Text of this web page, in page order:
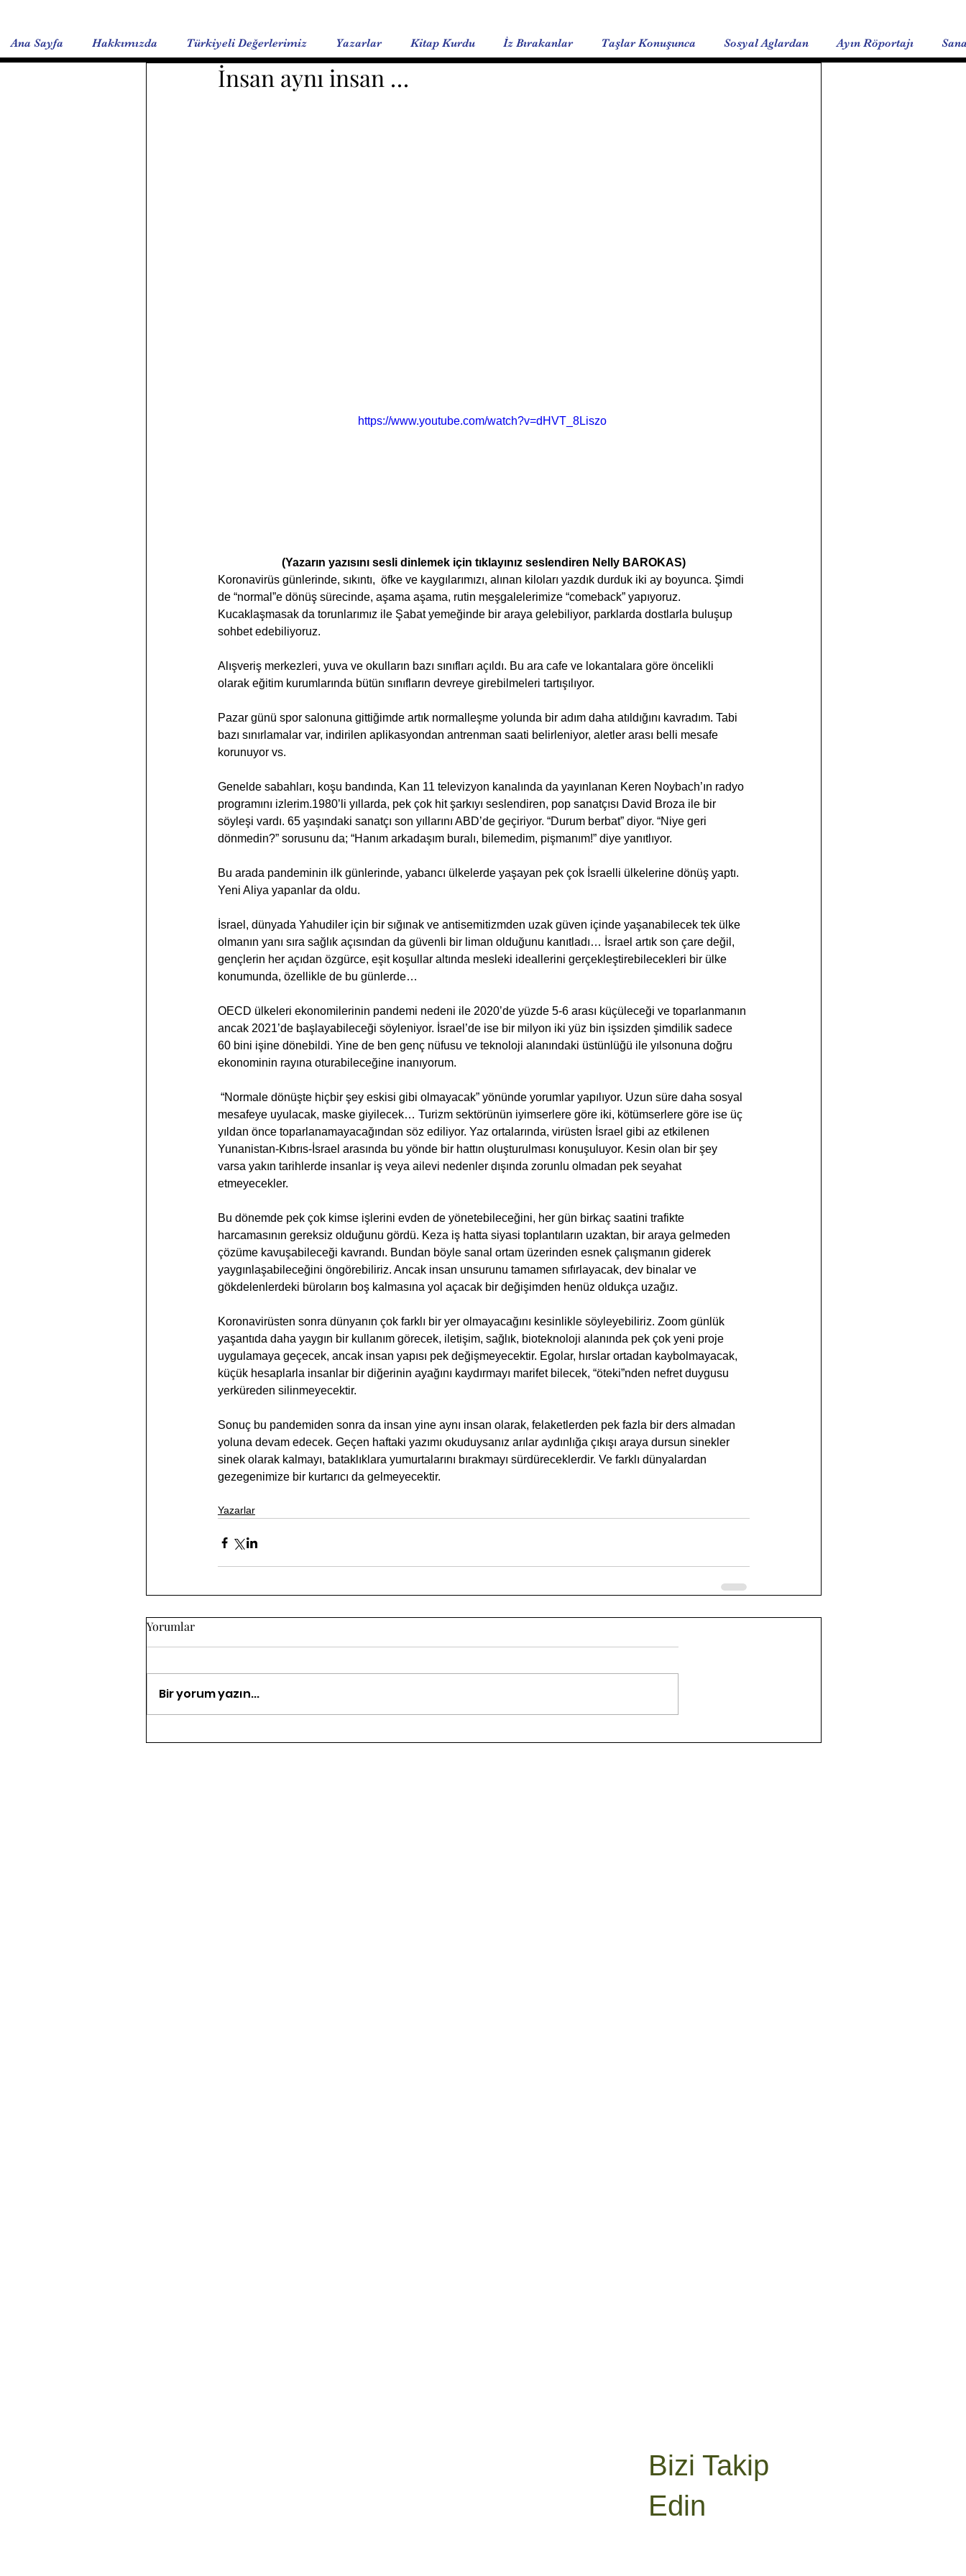
Ana Sayfa Hakkımızda Türkiyeli Değerlerimiz Yazarlar Kitap Kurdu İz Bırakanlar Taşlar Konuşunca Sosyal Aglardan Ayın Röportajı
İnsan aynı insan …
https://www.youtube.com/watch?v=dHVT_8Liszo
(Yazarın yazısını sesli dinlemek için tıklayınız seslendiren Nelly BAROKAS)
Koronavirüs günlerinde, sıkıntı,  öfke ve kaygılarımızı, alınan kiloları yazdık durduk iki ay boyunca. Şimdi
de “normal”e dönüş sürecinde, aşama aşama, rutin meşgalelerimize “comeback” yapıyoruz.
Kucaklaşmasak da torunlarımız ile Şabat yemeğinde bir araya gelebiliyor, parklarda dostlarla buluşup
sohbet edebiliyoruz.
Alışveriş merkezleri, yuva ve okulların bazı sınıfları açıldı. Bu ara cafe ve lokantalara göre öncelikli
olarak eğitim kurumlarında bütün sınıfların devreye girebilmeleri tartışılıyor.
Pazar günü spor salonuna gittiğimde artık normalleşme yolunda bir adım daha atıldığını kavradım. Tabi
bazı sınırlamalar var, indirilen aplikasyondan antrenman saati belirleniyor, aletler arası belli mesafe
korunuyor vs.
Genelde sabahları, koşu bandında, Kan 11 televizyon kanalında da yayınlanan Keren Noybach’ın radyo
programını izlerim.1980’li yıllarda, pek çok hit şarkıyı seslendiren, pop sanatçısı David Broza ile bir
söyleşi vardı. 65 yaşındaki sanatçı son yıllarını ABD’de geçiriyor. “Durum berbat” diyor. “Niye geri
dönmedin?” sorusunu da; “Hanım arkadaşım buralı, bilemedim, pişmanım!” diye yanıtlıyor.
Bu arada pandeminin ilk günlerinde, yabancı ülkelerde yaşayan pek çok İsraelli ülkelerine dönüş yaptı.
Yeni Aliya yapanlar da oldu.
İsrael, dünyada Yahudiler için bir sığınak ve antisemitizmden uzak güven içinde yaşanabilecek tek ülke
olmanın yanı sıra sağlık açısından da güvenli bir liman olduğunu kanıtladı… İsrael artık son çare değil,
gençlerin her açıdan özgürce, eşit koşullar altında mesleki ideallerini gerçekleştirebilecekleri bir ülke
konumunda, özellikle de bu günlerde…
OECD ülkeleri ekonomilerinin pandemi nedeni ile 2020’de yüzde 5-6 arası küçüleceği ve toparlanmanın
ancak 2021’de başlayabileceği söyleniyor. İsrael’de ise bir milyon iki yüz bin işsizden şimdilik sadece
60 bini işine dönebildi. Yine de ben genç nüfusu ve teknoloji alanındaki üstünlüğü ile yılsonuna doğru
ekonominin rayına oturabileceğine inanıyorum.
mesafeye uyulacak, maske giyilecek… Turizm sektörünün iyimserlere göre iki, kötümserlere göre ise üç
yıldan önce toparlanamayacağından söz ediliyor. Yaz ortalarında, virüsten İsrael gibi az etkilenen
Yunanistan-Kıbrıs-İsrael arasında bu yönde bir hattın oluşturulması konuşuluyor. Kesin olan bir şey
varsa yakın tarihlerde insanlar iş veya ailevi nedenler dışında zorunlu olmadan pek seyahat
etmeyecekler.
Bu dönemde pek çok kimse işlerini evden de yönetebileceğini, her gün birkaç saatini trafikte
harcamasının gereksiz olduğunu gördü. Keza iş hatta siyasi toplantıların uzaktan, bir araya gelmeden
çözüme kavuşabileceği kavrandı. Bundan böyle sanal ortam üzerinden esnek çalışmanın giderek
yaygınlaşabileceğini öngörebiliriz. Ancak insan unsurunu tamamen sıfırlayacak, dev binalar ve
gökdelenlerdeki büroların boş kalmasına yol açacak bir değişimden henüz oldukça uzağız.
Koronavirüsten sonra dünyanın çok farklı bir yer olmayacağını kesinlikle söyleyebiliriz. Zoom günlük
yaşantıda daha yaygın bir kullanım görecek, iletişim, sağlık, bioteknoloji alanında pek çok yeni proje
uygulamaya geçecek, ancak insan yapısı pek değişmeyecektir. Egolar, hırslar ortadan kaybolmayacak,
küçük hesaplarla insanlar bir diğerinin ayağını kaydırmayı marifet bilecek, “öteki”nden nefret duygusu
yerküreden silinmeyecektir.
Sonuç bu pandemiden sonra da insan yine aynı insan olarak, felaketlerden pek fazla bir ders almadan
yoluna devam edecek. Geçen haftaki yazımı okuduysanız arılar aydınlığa çıkışı araya dursun sinekler
sinek olarak kalmayı, bataklıklara yumurtalarını bırakmayı sürdüreceklerdir. Ve farklı dünyalardan
gezegenimize bir kurtarıcı da gelmeyecektir.
Yazarlar
Yorumlar
Bir yorum yazın...
Bizi Takip
Edin